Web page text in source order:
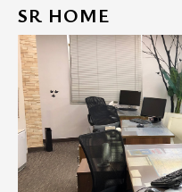
SR HOME